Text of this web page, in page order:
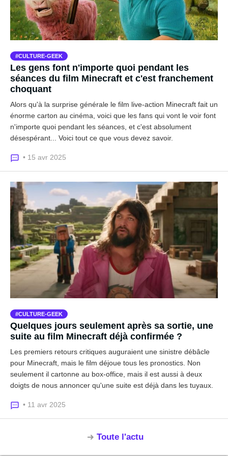
CULTURE-GEEK
Les gens font n'importe quoi pendant les
séances du film Minecraft et c'est franchement
choquant
Alors qu'à la surprise générale le film live-action Minecraft fait un
énorme carton au cinéma, voici que les fans qui vont le voir font
n'importe quoi pendant les séances, et c'est absolument
désespérant... Voici tout ce que vous devez savoir.
• 15 avr 2025
CULTURE-GEEK
Quelques jours seulement après sa sortie, une
suite au film Minecraft déjà confirmée ?
Les premiers retours critiques auguraient une sinistre débâcle
pour Minecraft, mais le film déjoue tous les pronostics. Non
seulement il cartonne au box-office, mais il est aussi à deux
doigts de nous annoncer qu'une suite est déjà dans les tuyaux.
• 11 avr 2025
Toute l'actu